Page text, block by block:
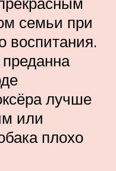
семьи при
воспитания.
лучше
или
плохо